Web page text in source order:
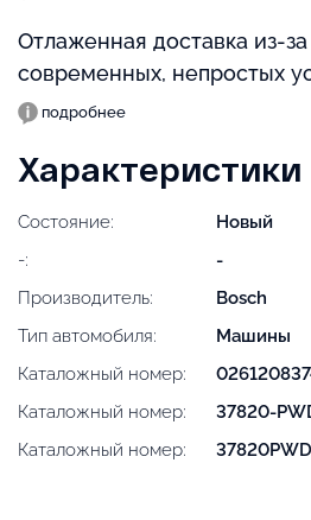
Отлаженная доставка из-
современных, непростых
подробнее
Характеристики
Состояние:
Новый
-:
-
Производитель:
Bosch
Тип автомобиля:
Машины
Каталожный номер:
Каталожный номер:
37820-
Каталожный номер: